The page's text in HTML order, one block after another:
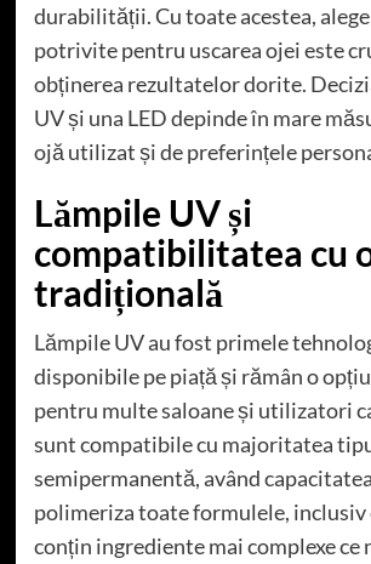
durabilității. Cu toate acestea,
potrivite pentru uscarea ojei este
obținerea rezultatelor dorite.
UV și una LED depinde în mare
ojă utilizat și de preferințele
Lămpile UV și
compatibilitatea cu
tradițională
Lămpile UV au fost primele
disponibile pe piață și rămân o
pentru multe saloane și utilizatori
sunt compatibile cu majoritatea
semipermanentă, având
polimeriza toate formulele, inclusiv
conțin ingrediente mai complexe ce